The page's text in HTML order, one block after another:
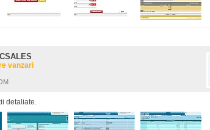
vanzari
detaliate.